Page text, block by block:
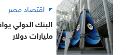
اقتصاد مصر
مليارات دولار